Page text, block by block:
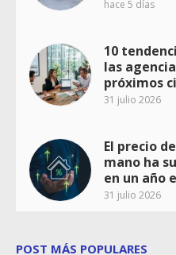
hace 5 días
10
las
próximos
31 julio 2026
El precio
mano ha
en un año
31 julio 2026
POST MÁS POPULARES